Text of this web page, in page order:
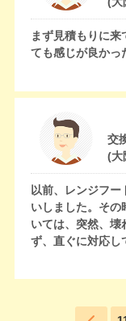
まず見積もりに来
ても感じが良かっ
交
(大
以前、レンジフー
いしました。その
いては、突然、壊
ず、直ぐに対応し